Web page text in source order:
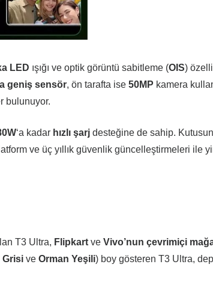
LED ışığı ve optik görüntü sabitleme (OIS)
geniş sensör, ön tarafta ise 50MP kamera
bulunuyor.
‘a kadar hızlı şarj desteğine de sahip.
ve üç yıllık güvenlik güncelleştirmeleri ile
T3 Ultra, Flipkart ve Vivo’nun çevrimiçi
Grisi ve Orman Yeşili) boy gösteren T3 Ultra,